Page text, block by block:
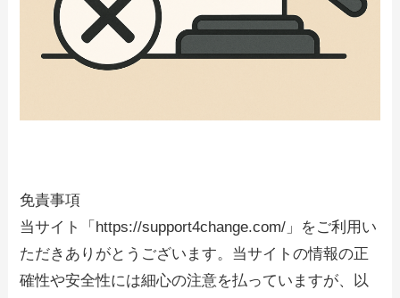
免責事項
当サイト「https://support4change.com/」をご利用い
ただきありがとうございます。当サイトの情報の正
確性や安全性には細心の注意を払っていますが、以